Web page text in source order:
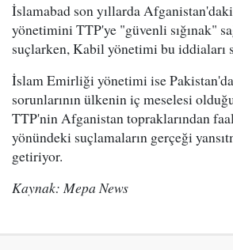
İslamabad son yıllarda
yönetimini TTP'ye "güvenli sığınak"
suçlarken, Kabil yönetimi bu iddiaları
İslam Emirliği yönetimi ise
sorunlarının ülkenin iç meselesi
TTP'nin Afganistan topraklarından
yönündeki suçlamaların gerçeği
getiriyor.
Kaynak: Mepa News